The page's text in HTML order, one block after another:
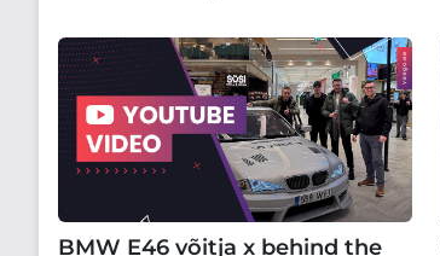
BMW E46 võitja x behind the